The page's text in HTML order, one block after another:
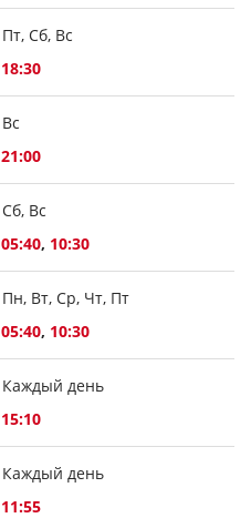
Пт, Сб, Вс
18:30
Вс
21:00
Сб, Вс
05:40, 10:30
Пн, Вт, Ср, Чт, Пт
05:40, 10:30
Каждый день
15:10
Каждый день
11:55